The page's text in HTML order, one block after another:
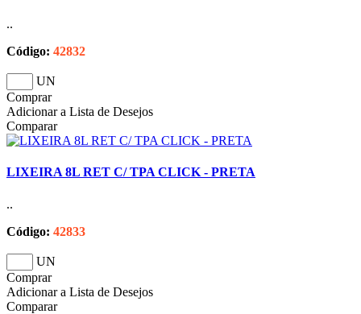
..
Código: 42832
UN
Comprar
Adicionar a Lista de Desejos
Comparar
LIXEIRA 8L RET C/ TPA CLICK - PRETA
..
Código: 42833
UN
Comprar
Adicionar a Lista de Desejos
Comparar